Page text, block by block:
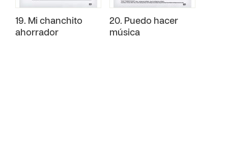
19. Mi chanchito
ahorrador
20. Puedo hacer
música